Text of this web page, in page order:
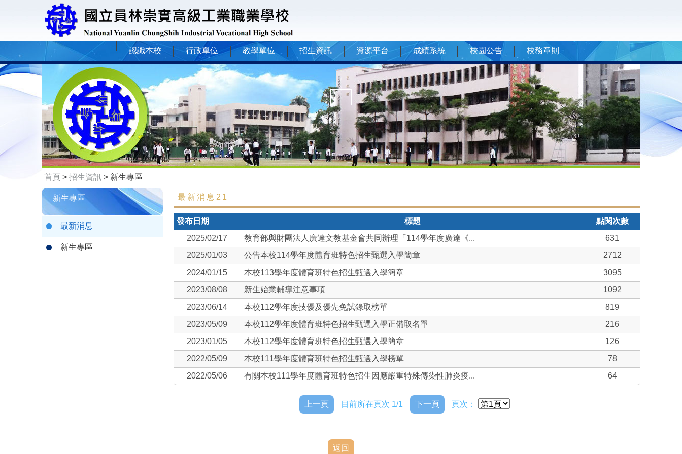
認識本校 行政單位 教學單位 招生資訊 資源平台 成績系統 校園公告 校務章則
首頁 > 招生資訊 > 新生專區
新生專區
最新消息
新生專區
最新消息21
發布日期 標題
點閱次數
2025/02/17
教育部與財團法人廣達文教基金會共同辦理「114學年度廣達《...
631
2025/01/03
公告本校114學年度體育班特色招生甄選入學簡章
2712
2024/01/15
本校113學年度體育班特色招生甄選入學簡章
3095
2023/08/08
新生始業輔導注意事項
1092
2023/06/14
本校112學年度技優及優先免試錄取榜單
819
2023/05/09
本校112學年度體育班特色招生甄選入學正備取名單
216
2023/01/05
本校112學年度體育班特色招生甄選入學簡章
126
2022/05/09
本校111學年度體育班特色招生甄選入學榜單
78
2022/05/06
有關本校111學年度體育班特色招生因應嚴重特殊傳染性肺炎疫... 64
上一頁 目前所在頁次 1/1 下一頁 頁次：
返回